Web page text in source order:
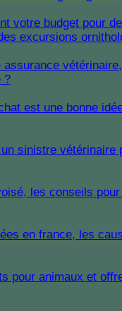
excursions
?